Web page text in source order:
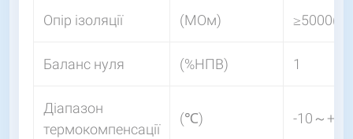
Опір ізоляції (MОм)
Баланс нуля (%НПВ) 1
Діапазон
термокомпенсації
(℃) -10～+40